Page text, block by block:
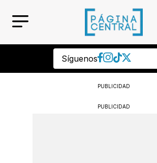
Síguenos
PUBLICIDAD
PUBLICIDAD